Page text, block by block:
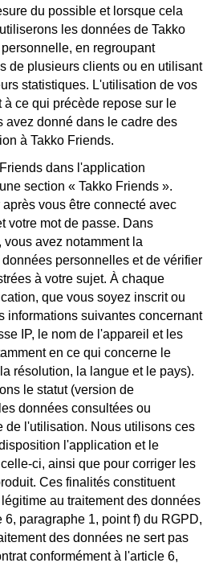
du possible et lorsque cela
les données de Takko
en regroupant
de plusieurs clients ou en utilisant
statistiques. L'utilisation de vos
ce qui précède repose sur le
avez donné dans le cadre des
à Takko Friends.
dans l'application
section « Takko Friends ».
vous être connecté avec
votre mot de passe. Dans
vous avez notamment la
personnelles et de vérifier
à votre sujet. À chaque
que vous soyez inscrit ou
informations suivantes concernant
IP, le nom de l'appareil et les
en ce qui concerne le
résolution, la langue et le pays).
le statut (version de
données consultées ou
de l'utilisation. Nous utilisons ces
l'application et le
ci, ainsi que pour corriger les
Ces finalités constituent
au traitement des données
paragraphe 1, point f) du RGPD,
des données ne sert pas
conformément à l'article 6,